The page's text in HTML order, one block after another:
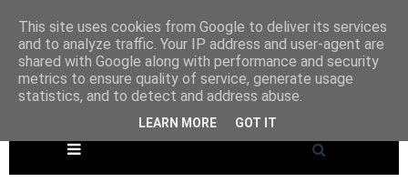
This site uses cookies from Google to deliver its services
and to analyze traffic. Your IP address and user-agent are
shared with Google along with performance and security
metrics to ensure quality of service, generate usage
statistics, and to detect and address abuse.
LEARN MORE GOT IT